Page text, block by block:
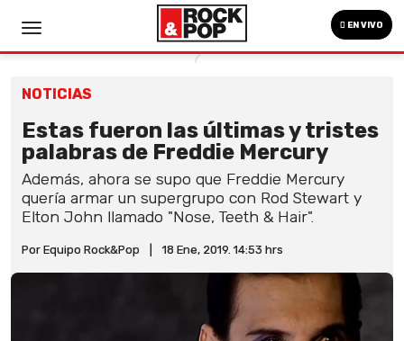
EN VIVO
NOTICIAS
Estas fueron las últimas y tristes
palabras de Freddie Mercury
Además, ahora se supo que Freddie Mercury
quería armar un supergrupo con Rod Stewart y
Elton John llamado "Nose, Teeth & Hair".
Por Equipo Rock&Pop 18 Ene, 2019. 14:53 hrs